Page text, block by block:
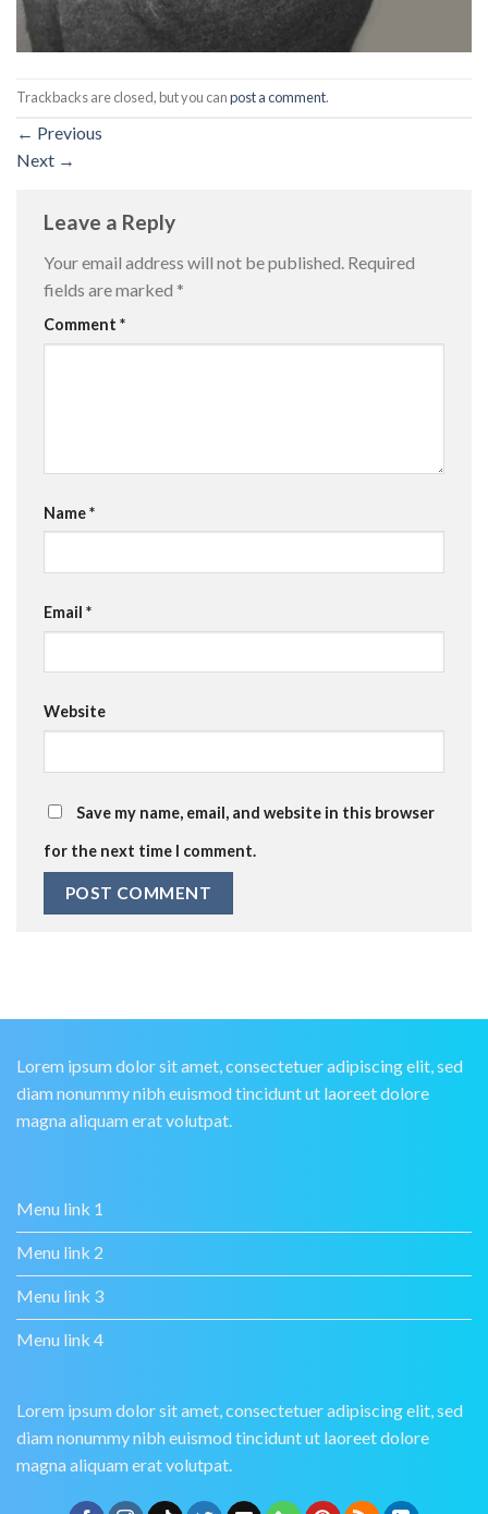
Trackbacks are closed, but you canpost a comment.
← Previous
Next →
Leave a Reply
Your email address will not be published. Required
fields are marked *
Comment *
Name*
Email *
Website
Save my name, email, and website in this browser
for the next time I comment.
Lorem ipsum dolor sit amet, consectetuer adipiscing elit, sed
diam nonummy nibh euismod tincidunt ut laoreet dolore
magna aliquam erat volutpat.
Menu link 1
Menu link 2
Menu link 3
Menu link 4
Lorem ipsum dolor sit amet, consectetuer adipiscing elit, sed
diam nonummy nibh euismod tincidunt ut laoreet dolore
magna aliquam erat volutpat.